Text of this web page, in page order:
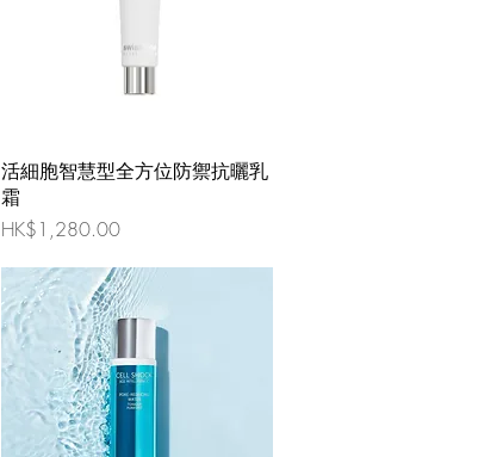
活細胞智慧型全方位防禦抗曬乳
霜
價格
HK$1,280.00